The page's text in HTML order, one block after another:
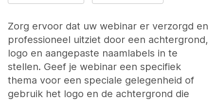
Zorg ervoor dat uw webinar er verzorgd en
professioneel uitziet door een achtergrond,
logo en aangepaste naamlabels in te
stellen. Geef je webinar een specifiek
thema voor een speciale gelegenheid of
gebruik het logo en de achtergrond die